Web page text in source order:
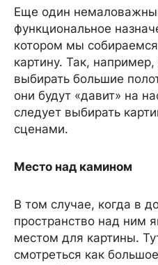
Еще один
функциональное
котором мы
картину. Так,
выбирать большие
они будут «давит» на
следует выбирать
сценами.
Место над камином
В том случае, когда в
пространство над ним
местом для картины.
смотреться как